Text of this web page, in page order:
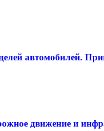
автомобилей.
движение и